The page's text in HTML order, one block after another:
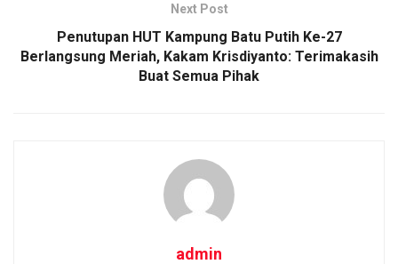
Next Post
Penutupan HUT Kampung Batu Putih Ke-27
Berlangsung Meriah, Kakam Krisdiyanto: Terimakasih
Buat Semua Pihak
admin